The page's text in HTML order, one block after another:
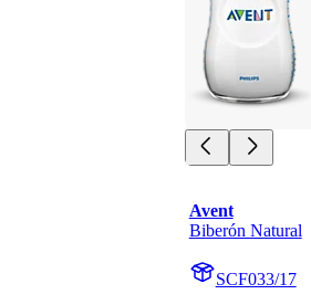
Avent
Biberón Natural
SCF033/17